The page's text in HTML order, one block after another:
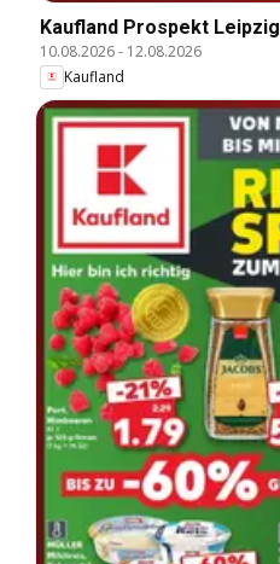
Kaufland Prospekt Leipzig
10.08.2026- 12.08.2026
Kaufland